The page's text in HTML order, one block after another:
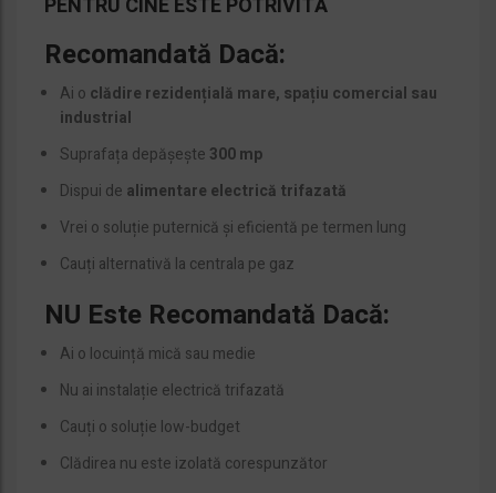
Recomandată Dacă:
Ai o clădire rezidențială mare, spațiu comercial sau
industrial
Suprafața depășește 300 mp
Dispui de alimentare electrică trifazată
Vrei o soluție puternică și eficientă pe termen lung
Cauți alternativă la centrala pe gaz
NU Este Recomandată Dacă:
Ai o locuință mică sau medie
Nu ai instalație electrică trifazată
Cauți o soluție low-budget
Clădirea nu este izolată corespunzător